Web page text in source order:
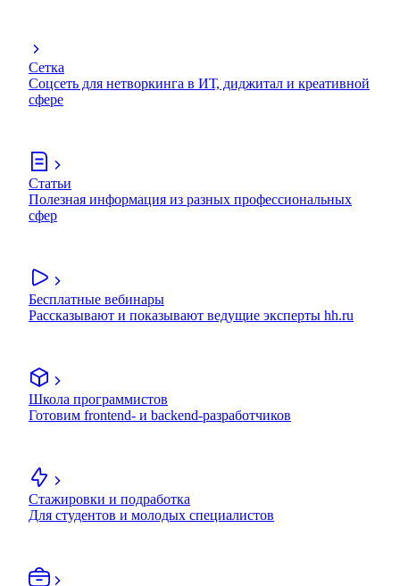
Сетка
Соцсеть для нетворкинга в ИТ, диджитал и креативной
сфере
Статьи
Полезная информация из разных профессиональных
сфер
Бесплатные вебинары
Рассказывают и показывают ведущие эксперты hh.ru
Школа программистов
Готовим frontend- и backend-разработчиков
Стажировки и подработка
Для студентов и молодых специалистов